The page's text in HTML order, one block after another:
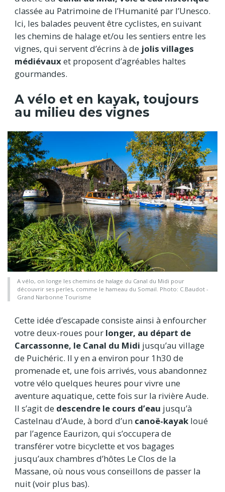
classée au Patrimoine de l’Humanité par l’Unesco.
Ici, les balades peuvent être cyclistes, en suivant
les chemins de halage et/ou les sentiers entre les
vignes, qui servent d’écrins à de jolis villages
médiévauxet proposent d’agréables haltes
gourmandes.
A vélo et en kayak, toujours
au milieu des vignes
A vélo, on longe les chemins de halage du Canal du Midi pour
découvrir ses perles, comme le hameau du Somail. Photo: C.Baudot -
Grand Narbonne Tourisme
Cette idée d’escapade consiste ainsi à enfourcher
votre deux-roues pour longer, au départ de
Carcassonne, le Canal du Midi jusqu’au village
de Puichéric. Il y en a environ pour 1h30 de
promenade et, une fois arrivés, vous abandonnez
votre vélo quelques heures pour vivre une
aventure aquatique, cette fois sur la rivière Aude.
Il s’agit de descendre le cours d’eau jusqu’à
Castelnau d’Aude, à bord d’un canoë-kayak loué
par l’agence Eaurizon, qui s’occupera de
transférer votre bicyclette et vos bagages
jusqu’aux chambres d’hôtes Le Clos de la
Massane, où nous vous conseillons de passer la
nuit (voir plus bas).